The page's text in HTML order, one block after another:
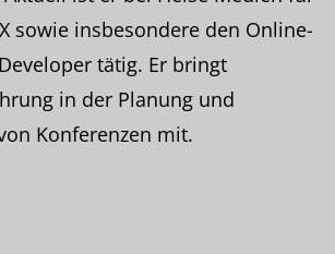
sowie insbesondere den Online-
tätig. Er bringt
in der Planung und
Konferenzen mit.